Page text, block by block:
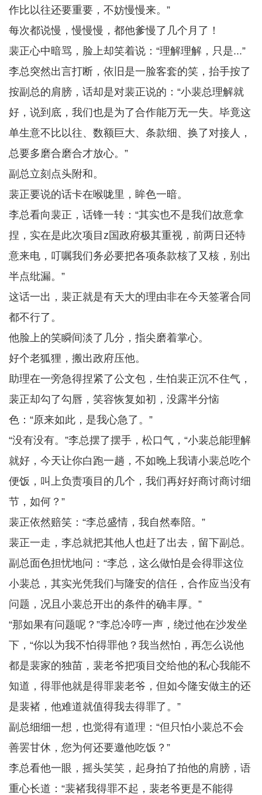
作比以往还要重要，不妨慢慢来。”
每次都说慢，慢慢慢，都他爹慢了几个月了！
裴正心中暗骂，脸上却笑着说：“理解理解，只是...”
李总突然出言打断，依旧是一脸客套的笑，抬手按了
按副总的肩膀，话却是对裴正说的：“小裴总理解就
好，说到底，我们也是为了合作能万无一失。毕竟这
单生意不比以往、数额巨大、条款细、换了对接人，
总要多磨合磨合才放心。”
副总立刻点头附和。
裴正要说的话卡在喉咙里，眸色一暗。
李总看向裴正，话锋一转：“其实也不是我们故意拿
捏，实在是此次项目z国政府极其重视，前两日还特
意来电，叮嘱我们务必要把各项条款核了又核，别出
半点纰漏。”
这话一出，裴正就是有天大的理由非在今天签署合同
都不行了。
他脸上的笑瞬间淡了几分，指尖磨着掌心。
好个老狐狸，搬出政府压他。
助理在一旁急得捏紧了公文包，生怕裴正沉不住气，
裴正却勾了勾唇，笑容恢复如初，没露半分恼
色：“原来如此，是我心急了。”
“没有没有。”李总摆了摆手，松口气，“小裴总能理解
就好，今天让你白跑一趟，不如晚上我请小裴总吃个
便饭，叫上负责项目的几个，我们再好好商讨商讨细
节，如何？”
裴正依然赔笑：“李总盛情，我自然奉陪。”
裴正一走，李总就把其他人也赶了出去，留下副总。
副总面色担忧地问：“李总，这么做怕是会得罪这位
小裴总，其实光凭我们与隆安的信任，合作应当没有
问题，况且小裴总开出的条件的确丰厚。”
“那如果有问题呢？”李总冷哼一声，绕过他在沙发坐
下，“你以为我不怕得罪他？我当然怕，再怎么说他
都是裴家的独苗，裴老爷把项目交给他的私心我能不
知道，得罪他就是得罪裴老爷，但如今隆安做主的还
是裴褚，他难道就值得我去得罪了。”
副总细细一想，也觉得有道理：“但只怕小裴总不会
善罢甘休，您为何还要邀他吃饭？”
李总看他一眼，摇头笑笑，起身拍了拍他的肩膀，语
重心长道：“裴褚我得罪不起，裴老爷更是不能得